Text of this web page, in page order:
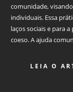
comunidade,
individuais. Essa
laços sociais e para
coeso. A ajuda
LEIA O